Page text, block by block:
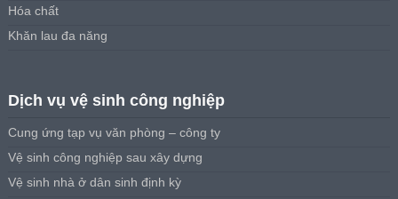
Hóa chất
Khăn lau đa năng
Dịch vụ vệ sinh công nghiệp
Cung ứng tạp vụ văn phòng – công ty
Vệ sinh công nghiệp sau xây dựng
Vệ sinh nhà ở dân sinh định kỳ